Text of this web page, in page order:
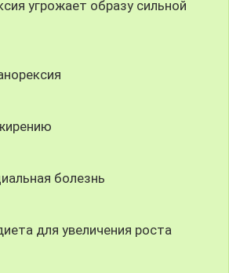
угрожает образу сильной
болезнь
для увеличения роста